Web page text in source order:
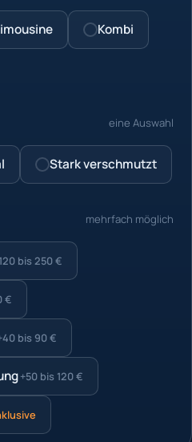
Kombi
eine Auswahl
Stark verschmutzt
mehrfach möglich
bis 250 €
€
bis 90 €
+50 bis 120 €